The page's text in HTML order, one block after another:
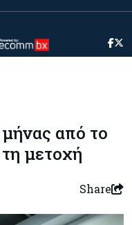
από το
μετοχή
Share